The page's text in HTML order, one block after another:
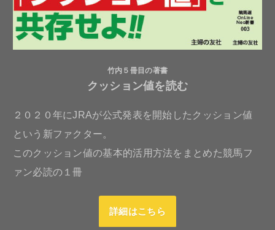
竹内５冊目の著書
クッション値を読む
２０２０年にJRAが公式発表を開始したクッション値
という新ファクター。
このクッション値の基本的活用方法をまとめた競馬フ
ァン必読の１冊
詳細はこちら